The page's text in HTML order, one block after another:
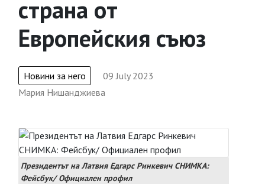
страна от
Европейския съюз
Новини за него
09 July 2023
Мария Нишанджиева
Президентът на Латвия Едгарс Ринкевич СНИМКА:
Фейсбук/ Официален профил